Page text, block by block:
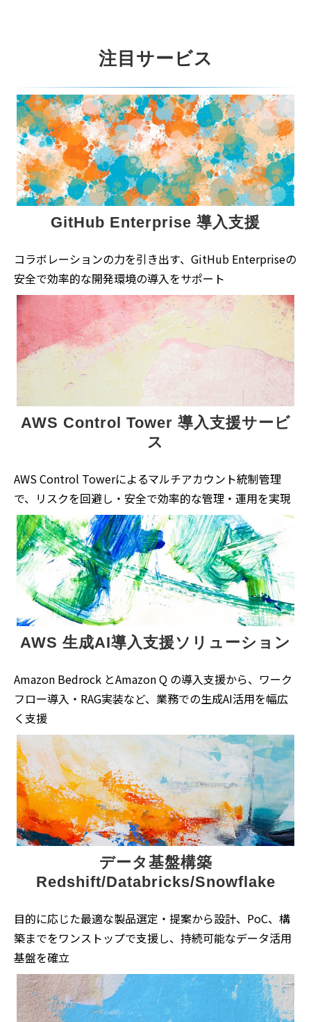
注目サービス
GitHub Enterprise 導入支援
コラボレーションの力を引き出す、GitHub Enterpriseの
安全で効率的な開発環境の導入をサポート
AWS Control Tower 導入支援サービ
ス
AWS Control Towerによるマルチアカウント統制管理
で、リスクを回避し・安全で効率的な管理・運用を実現
AWS 生成AI導入支援ソリューション
Amazon Bedrock とAmazon Q の導入支援から、ワーク
フロー導入・RAG実装など、業務での生成AI活用を幅広
く支援
データ基盤構築
Redshift/Databricks/Snowflake
目的に応じた最適な製品選定・提案から設計、PoC、構
築までをワンストップで支援し、持続可能なデータ活用
基盤を確立